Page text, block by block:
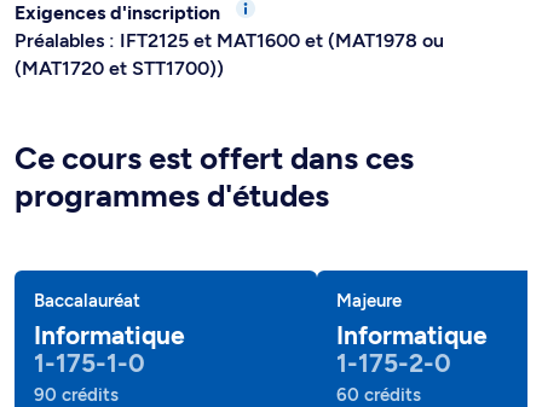
Exigences d'inscription
Préalables : IFT2125 et MAT1600 et (MAT1978 ou
(MAT1720 et STT1700))
Ce cours est offert dans ces
programmes d'études
Baccalauréat
Informatique
1-175-1-0
90 crédits
Majeure
Informatique
1-175-2-0
60 crédits